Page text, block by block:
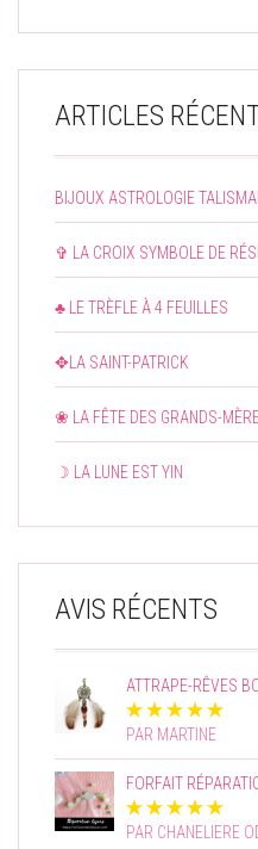
ARTICLES
BIJOUX ASTROLOGIE
✞ LA CROIX SYMBOLE DE
♣ LE TRÈFLE À 4 FEUILLES
✥LA SAINT-PATRICK
❀ LA FÊTE DES GRANDS-
☽ LA LUNE EST YIN
AVIS RÉCENTS
ATTRAPE-RÊVES
PAR MARTINE
FORFAIT
PAR CHANELIERE